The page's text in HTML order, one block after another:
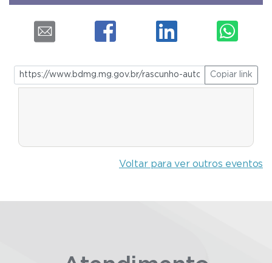
Copiar link
Voltar para ver outros eventos